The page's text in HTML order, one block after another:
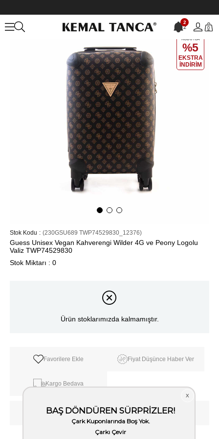
2
2 0
Anasayfa ÇANTA&AKSESUAR KADIN Valiz
KODUYLA
%5
EKSTRA
İNDİRİM
Stok Kodu (230GSU689 TWP74529830_12376)
Guess Unisex Vegan Kahverengi Wilder 4G ve Peony Logolu
Valiz TWP74529830
Stok Miktarı : 0
Ürün stoklarımızda kalmamıştır.
Favorilere Ekle Fiyat Düşünce Haber Ver
Kargo Bedava
WhatsApp’tan Bilgi Al